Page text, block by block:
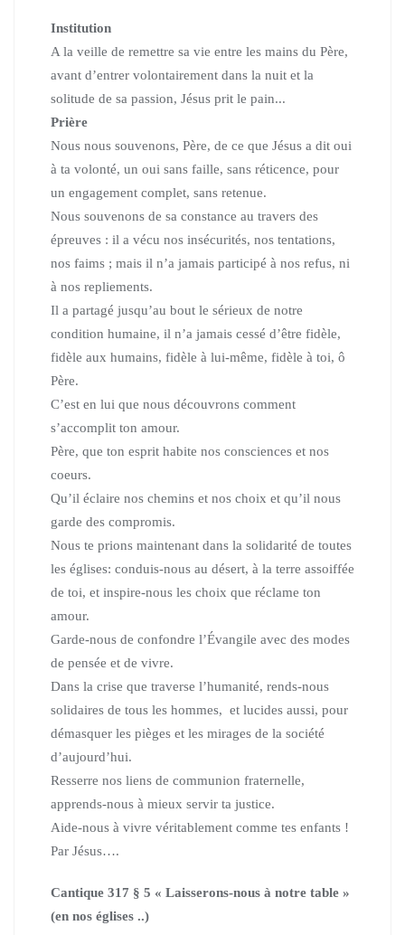
Institution
A la veille de remettre sa vie entre les mains du Père,
avant d’entrer volontairement dans la nuit et la
solitude de sa passion, Jésus prit le pain...
Prière
Nous nous souvenons, Père, de ce que Jésus a dit oui
à ta volonté, un oui sans faille, sans réticence, pour
un engagement complet, sans retenue.
Nous souvenons de sa constance au travers des
épreuves : il a vécu nos insécurités, nos tentations,
nos faims ; mais il n’a jamais participé à nos refus, ni
à nos repliements.
Il a partagé jusqu’au bout le sérieux de notre
condition humaine, il n’a jamais cessé d’être fidèle,
fidèle aux humains, fidèle à lui-même, fidèle à toi, ô
Père.
C’est en lui que nous découvrons comment
s’accomplit ton amour.
Père, que ton esprit habite nos consciences et nos
coeurs.
Qu’il éclaire nos chemins et nos choix et qu’il nous
garde des compromis.
Nous te prions maintenant dans la solidarité de toutes
les églises: conduis-nous au désert, à la terre assoiffée
de toi, et inspire-nous les choix que réclame ton
amour.
Garde-nous de confondre l’Évangile avec des modes
de pensée et de vivre.
Dans la crise que traverse l’humanité, rends-nous
solidaires de tous les hommes, et lucides aussi, pour
démasquer les pièges et les mirages de la société
d’aujourd’hui.
Resserre nos liens de communion fraternelle,
apprends-nous à mieux servir ta justice.
Aide-nous à vivre véritablement comme tes enfants !
Par Jésus….
Cantique 317 § 5 « Laisserons-nous à notre table »
(en nos églises ..)